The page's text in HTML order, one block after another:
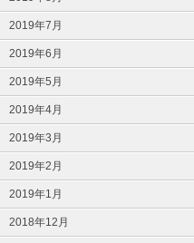
2019年7月
2019年6月
2019年5月
2019年4月
2019年3月
2019年2月
2019年1月
2018年12月